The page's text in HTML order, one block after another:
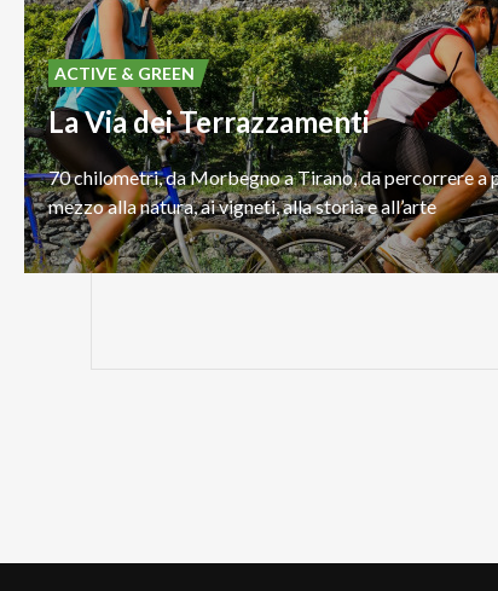
La Via dei Terrazzamenti
70chilometri,daMorbegnoaTirano,dapercorrerea
mezzoallanatura,aivigneti,allastoriaeall’arte
ACTIVE & GREEN